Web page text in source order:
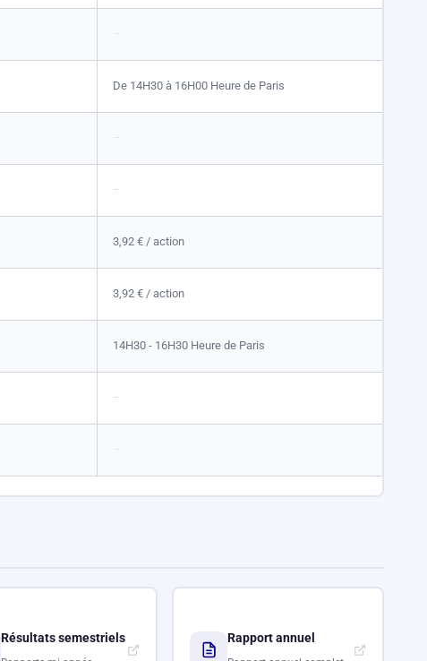
De 14H30 à 16H00 Heure de Paris
–
3,92 € / action
3,92 € / action
14H30 - 16H30 Heure de Paris
–
Résultats semestriels Rapport annuel